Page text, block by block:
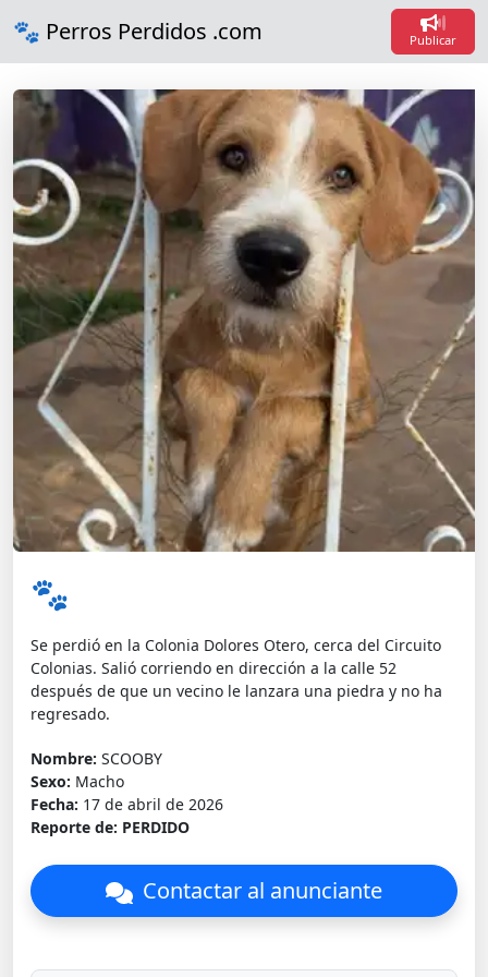
🐾 Perros Perdidos .com Publicar
🐾
Se perdió en la Colonia Dolores Otero, cerca del Circuito
Colonias. Salió corriendo en dirección a la calle 52
después de que un vecino le lanzara una piedra y no ha
regresado.
Nombre: SCOOBY
Sexo: Macho
Fecha: 17 de abril de 2026
Reporte de: PERDIDO
Contactar al anunciante